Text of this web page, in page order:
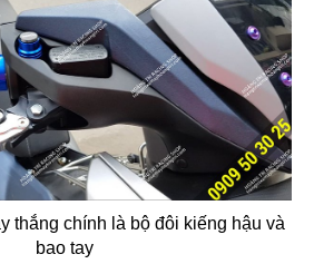
thắng chính là bộ đôi kiếng hậu và
bao tay